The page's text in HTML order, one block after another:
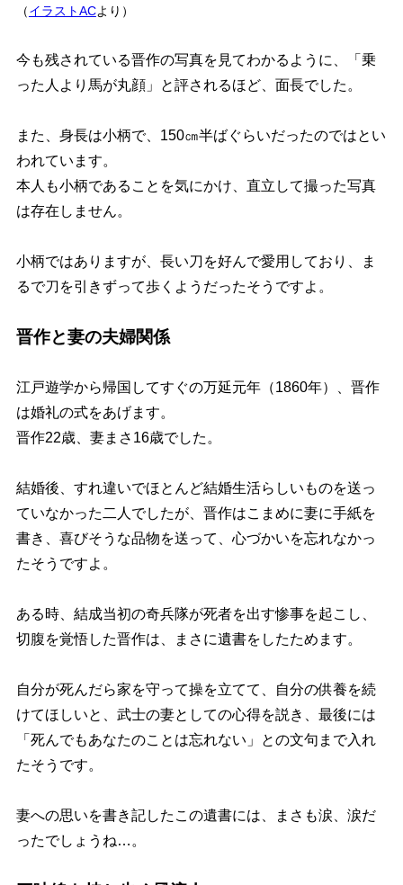
（イラストACより）
今も残されている晋作の写真を見てわかるように、
「乗
った人より馬が丸顔」
と評されるほど、面長でした。
また、身長は小柄で、150㎝半ばぐらいだったのではとい
われています。
本人も小柄であることを気にかけ、直立して撮った写真
は存在しません。
小柄ではありますが、長い刀を好んで愛用しており、ま
るで刀を引きずって歩くようだったそうですよ。
晋作と妻の夫婦関係
江戸遊学から帰国してすぐの万延元年（1860年）、晋作
は婚礼の式をあげます。
晋作22歳、妻まさ16歳でした。
結婚後、すれ違いでほとんど結婚生活らしいものを送っ
ていなかった二人でしたが、晋作はこまめに妻に手紙を
書き、喜びそうな品物を送って、心づかいを忘れなかっ
たそうですよ。
ある時、結成当初の奇兵隊が死者を出す惨事を起こし、
切腹を覚悟した晋作は、まさに遺書をしたためます。
自分が死んだら家を守って操を立てて、自分の供養を続
けてほしいと、武士の妻としての心得を説き、最後には
「死んでもあなたのことは忘れない」
との文句まで入れ
たそうです。
妻への思いを書き記したこの遺書には、まさも涙、涙だ
ったでしょうね…。